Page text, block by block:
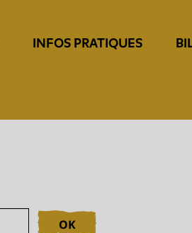
INFOS PRATIQUES
OK